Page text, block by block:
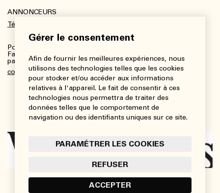
Gérer le consentement
Afin de fournir les meilleures expériences, nous
utilisons des technologies telles que les cookies
pour stocker et/ou accéder aux informations
relatives à l'appareil. Le fait de consentir à ces
technologies nous permettra de traiter des
données telles que le comportement de
navigation ou des identifiants uniques sur ce site.
PARAMÉTRER LES COOKIES
REFUSER
ACCEPTER
ANNONCEURS
Télécharger le kit média
Pour plus de renseignements :
Fanny Charbonneau, Responsable des communications,
partenariats et publicités
communications@viedesarts.com